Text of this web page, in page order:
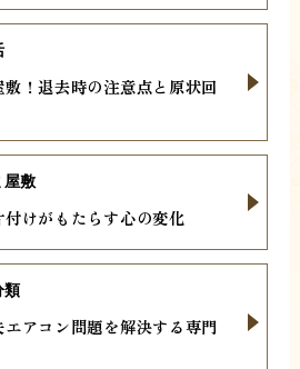
！退去時の注意点と原状回
けがもたらす心の変化
屋敷
アコン問題を解決する専門
類